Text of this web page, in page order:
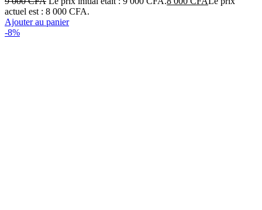
actuel est : 8 000 CFA.
Ajouter au panier
-8%